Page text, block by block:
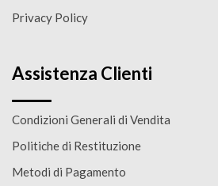
Privacy Policy
Assistenza Clienti
Condizioni Generali di Vendita
Politiche di Restituzione
Metodi di Pagamento